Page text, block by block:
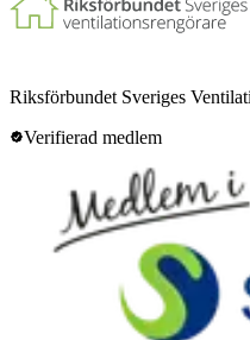
Riksförbundet Sveriges
Verifierad medlem